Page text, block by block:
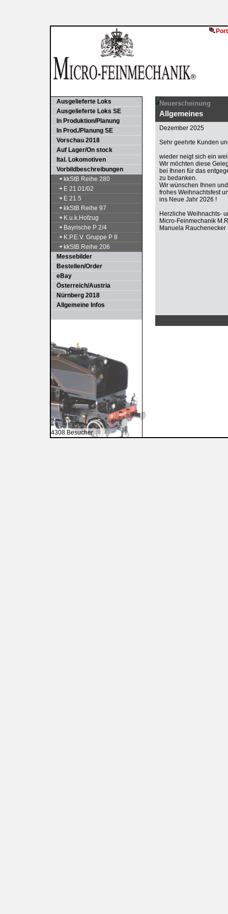
Ausgelieferte Loks
Ausgelieferte Loks SE
In Produktion/Planung
In Prod./Planung SE
Vorschau 2018
Auf Lager/On stock
Ital. Lokomotiven
Vorbildbeschreibungen
kkStB Reihe 280
E 21.01/02
E 21.5
kkStB Reihe 97
K.u.k.Hofzug
Bayrische P 2/4
K.P.E.V. Gruppe P 8
kkStB Reihe 206
Messebilder
Bestellen/Order
eBay
Österreich/Austria
Nürnberg 2018
Allgemeine Infos
Neuerscheinung
Allgemeines
Dezember 2025
Sehr geehrte Kunden
wieder neigt sich ein
Wir möchten diese
bei Ihnen für das
zu bedanken.
Wir wünschen Ihnen
frohes Weihnachtsfest
ins Neue Jahr 2026 !
Herzliche Weihnachts-
Micro-Feinmechanik
Manuela Rauchenecker
4308 Besucher